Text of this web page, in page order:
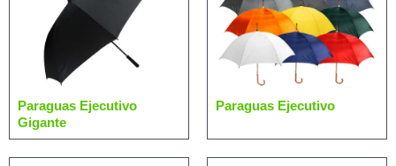
Paraguas Ejecutivo
Gigante
Paraguas Ejecutivo